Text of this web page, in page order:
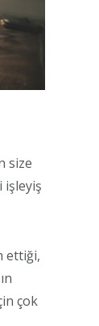
size
işleyiş
ettiği,
çok